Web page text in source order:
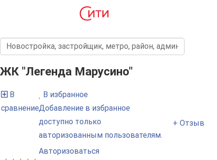
ЖК "Легенда Марусино"
В
сравнение
В избранное
Добавление в избранное
доступно только
авторизованным пользователям.
Авторизоваться
+ Отзыв